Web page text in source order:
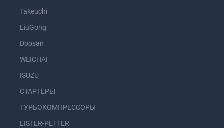
Takeuchi
LiuGong
Doosan
WEICHAI
ISUZU
СТАРТЕРЫ
ТУРБОКОМПРЕССОРЫ
LISTER-PETTER